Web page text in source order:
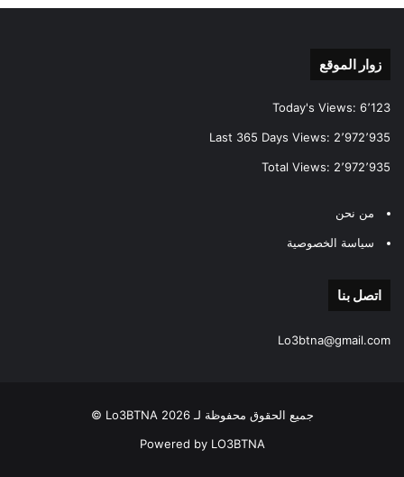
زوار الموقع
Today's Views: 6٬123
Last 365 Days Views: 2٬972٬935
Total Views: 2٬972٬935
من نحن
سياسة الخصوصية
اتصل بنا
Lo3btna@gmail.com
جميع الحقوق محفوظة لـ Lo3BTNA 2026 ©
Powered by LO3BTNA